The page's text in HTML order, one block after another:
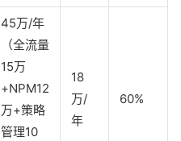
45万/年
（全流量
15万
+NPM12
万+策略
管理10
18
万/
年
60%